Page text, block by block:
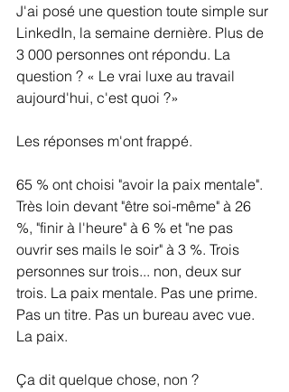
J'ai posé une question toute simple sur
LinkedIn, la semaine dernière. Plus de
3 000 personnes ont répondu. La
question ? « Le vrai luxe au travail
aujourd'hui, c'est quoi ?»
Les réponses m'ont frappé.
65 % ont choisi "avoir la paix mentale".
Très loin devant "être soi-même" à 26
%, "finir à l'heure" à 6 % et "ne pas
ouvrir ses mails le soir" à 3 %. Trois
personnes sur trois... non, deux sur
trois. La paix mentale. Pas une prime.
Pas un titre. Pas un bureau avec vue.
La paix.
Ça dit quelque chose, non ?